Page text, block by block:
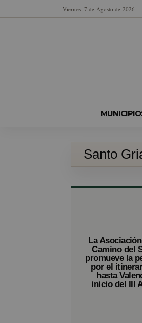
Viernes, 7 de Agosto de 2026
Santo
La
Camino del
promueve la
por el
hasta
inicio del III